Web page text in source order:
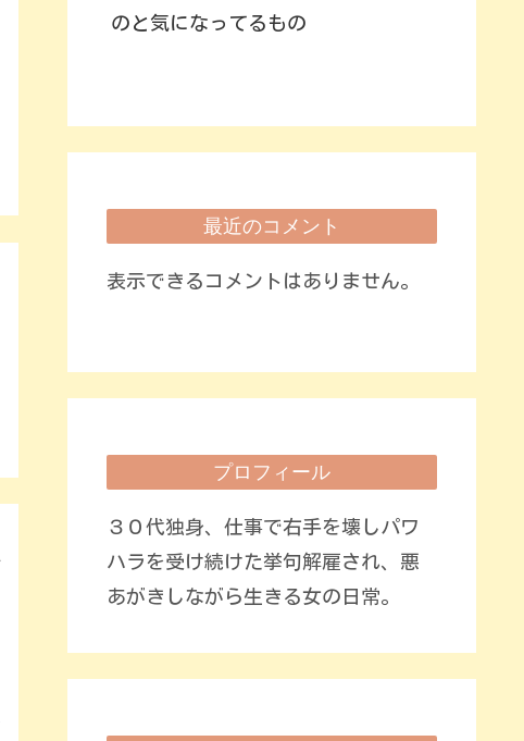
のと気になってるもの
最近のコメント
表示できるコメントはありません。
プロフィール
３０代独身、仕事で右手を壊しパワ
ハラを受け続けた挙句解雇され、悪
あがきしながら生きる女の日常。